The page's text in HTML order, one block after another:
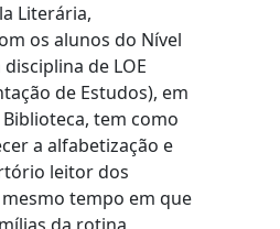
Literária,
os alunos do Nível
de LOE
de Estudos), em
tem como
a alfabetização e
leitor dos
tempo em que